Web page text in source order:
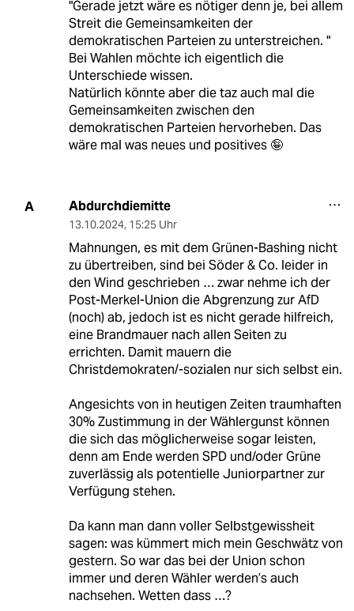
"Gerade jetzt wäre es nötiger denn je, bei allem
Streit die Gemeinsamkeiten der
demokratischen Parteien zu unterstreichen. "
Bei Wahlen möchte ich eigentlich die
Unterschiede wissen.
Natürlich könnte aber die taz auch mal die
Gemeinsamkeiten zwischen den
demokratischen Parteien hervorheben. Das
wäre mal was neues und positives 🤪
A Abdurchdiemitte
13.10.2024, 15:25 Uhr
Mahnungen, es mit dem Grünen-Bashing nicht
zu übertreiben, sind bei Söder & Co. leider in
den Wind geschrieben … zwar nehme ich der
Post-Merkel-Union die Abgrenzung zur AfD
(noch) ab, jedoch ist es nicht gerade hilfreich,
eine Brandmauer nach allen Seiten zu
errichten. Damit mauern die
Christdemokraten/-sozialen nur sich selbst ein.
Angesichts von in heutigen Zeiten traumhaften
30% Zustimmung in der Wählergunst können
die sich das möglicherweise sogar leisten,
denn am Ende werden SPD und/oder Grüne
zuverlässig als potentielle Juniorpartner zur
Verfügung stehen.
Da kann man dann voller Selbstgewissheit
sagen: was kümmert mich mein Geschwätz von
gestern. So war das bei der Union schon
immer und deren Wähler werden’s auch
nachsehen. Wetten dass …?